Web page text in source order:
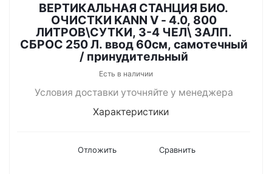
ВЕРТИКАЛЬНАЯ СТАНЦИЯ БИО.
ОЧИСТКИ KANN V - 4.0, 800
ЛИТРОВ\СУТКИ, 3-4 ЧЕЛ\ ЗАЛП.
СБРОС 250 Л. ввод 60см, самотечный
/ принудительный
Есть в наличии
Условия доставки уточняйте у менеджера
Характеристики
Отложить Сравнить